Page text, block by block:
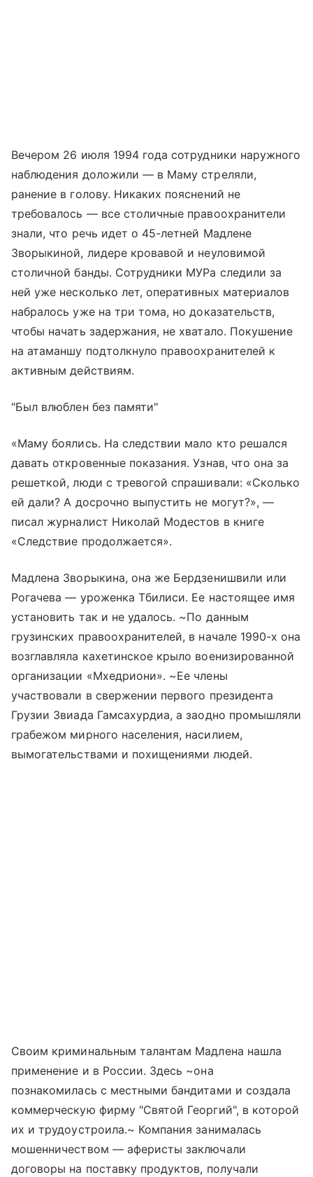
Вечером 26 июля 1994 года сотрудники наружного
наблюдения доложили — в Маму стреляли,
ранение в голову. Никаких пояснений не
требовалось — все столичные правоохранители
знали, что речь идет о 45-летней Мадлене
Зворыкиной, лидере кровавой и неуловимой
столичной банды. Сотрудники МУРа следили за
ней уже несколько лет, оперативных материалов
набралось уже на три тома, но доказательств,
чтобы начать задержания, не хватало. Покушение
на атаманшу подтолкнуло правоохранителей к
активным действиям.
"Был влюблен без памяти"
«Маму боялись. На следствии мало кто решался
давать откровенные показания. Узнав, что она за
решеткой, люди с тревогой спрашивали: «Сколько
ей дали? А досрочно выпустить не могут?», —
писал журналист Николай Модестов в книге
«Следствие продолжается».
Мадлена Зворыкина, она же Бердзенишвили или
Рогачева — уроженка Тбилиси. Ее настоящее имя
установить так и не удалось. ~По данным
грузинских правоохранителей, в начале 1990-х она
возглавляла кахетинское крыло военизированной
организации «Мхедриони». ~Ее члены
участвовали в свержении первого президента
Грузии Звиада Гамсахурдиа, а заодно промышляли
грабежом мирного населения, насилием,
вымогательствами и похищениями людей.
Своим криминальным талантам Мадлена нашла
применение и в России. Здесь ~она
познакомилась с местными бандитами и создала
коммерческую фирму "Святой Георгий", в которой
их и трудоустроила.~ Компания занималась
мошенничеством — аферисты заключали
договоры на поставку продуктов, получали